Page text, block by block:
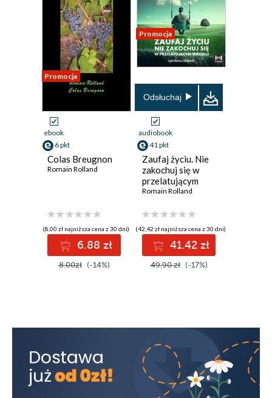
Promocja
ebook
6 pkt
Colas Breugnon
Romain Rolland
(8,00 zł najniższa cena z 30 dni)
6.88 zł
8.00zł (-14%)
Promocja
Odsłuchaj
audiobook
41 pkt
Zaufaj życiu. Nie
zakochuj się w
przelatującym
wróblu
Romain Rolland
(42,42 zł najniższa cena z 30 dni)
41.42 zł
49.90 zł (-17%)